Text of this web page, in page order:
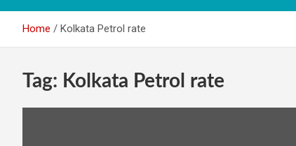
Home Kolkata Petrol rate
Tag: Kolkata Petrol rate